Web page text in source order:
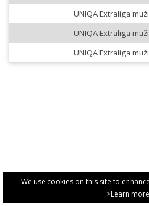
We use cookies on this site to
>Learn more
UNIQA Extraliga
UNIQA Extraliga
UNIQA Extraliga